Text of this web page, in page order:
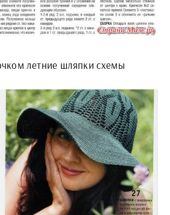
летние шляпки схемы